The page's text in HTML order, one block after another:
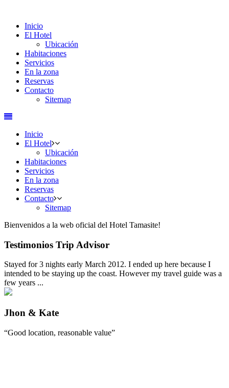
Inicio
El Hotel
Ubicación
Habitaciones
Servicios
En la zona
Reservas
Contacto
Sitemap
Inicio
El Hotel
Ubicación
Habitaciones
Servicios
En la zona
Reservas
Contacto
Sitemap
Bienvenidos a la web oficial del Hotel Tamasite!
Testimonios Trip Advisor
Stayed for 3 nights early March 2012. I ended up here because I
intended to be staying up the coast. However my travel guide was a
few years ...
Jhon & Kate
“Good location, reasonable value”